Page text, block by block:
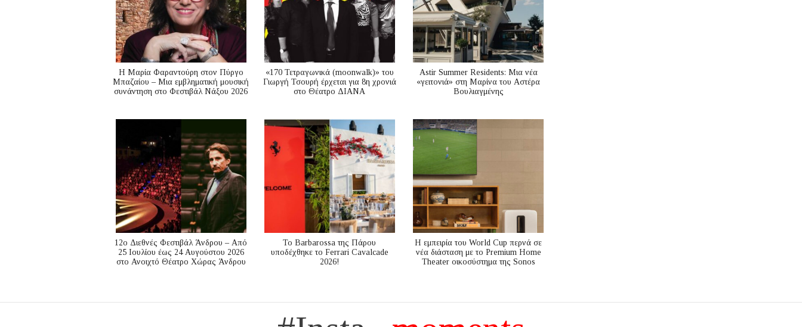
Η Μαρία Φαραντούρη στον Πύργο
Μπαζαίου – Μια εμβληματική μουσική
συνάντηση στο Φεστιβάλ Νάξου 2026
«170 Τετραγωνικά (moonwalk)» του
Γιωργή Τσουρή έρχεται για 8η χρονιά
στο Θέατρο ΔΙΑΝΑ
Astir Summer Residents: Μια νέα
«γειτονιά» στη Μαρίνα του Αστέρα
Βουλιαγμένης
12ο Διεθνές Φεστιβάλ Άνδρου – Από
25 Ιουλίου έως 24 Αυγούστου 2026
στο Ανοιχτό Θέατρο Χώρας Άνδρου
Το Barbarossa της Πάρου
υποδέχθηκε το Ferrari Cavalcade
2026!
Η εμπειρία του World Cup περνά σε
νέα διάσταση με το Premium Home
Theater οικοσύστημα της Sonos